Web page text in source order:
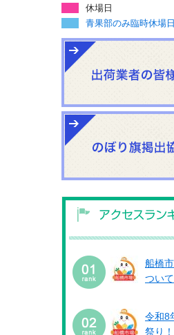
休場日
青果部のみ臨時休場日
船橋
ついて
令和8
祭り！